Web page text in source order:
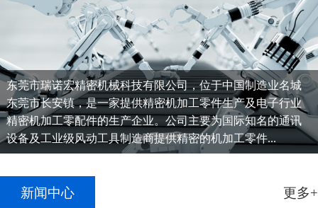
东莞市瑞诺宏精密机械科技有限公司，位于中国制造业名城
东莞市长安镇，是一家提供精密机加工零件生产及电子行业
精密机加工零配件的生产企业。公司主要为国际知名的通讯
设备及工业级风动工具制造商提供精密的机加工零件...
新闻中心 更多+